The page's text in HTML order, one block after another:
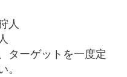
人
ターゲットを一度定